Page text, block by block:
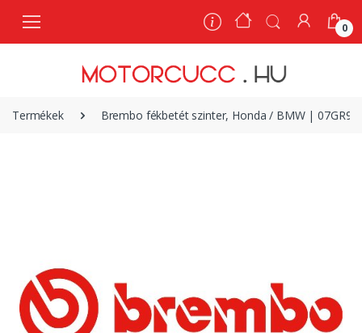
0
Termékek Brembo fékbetét szinter, Honda / BMW |
0